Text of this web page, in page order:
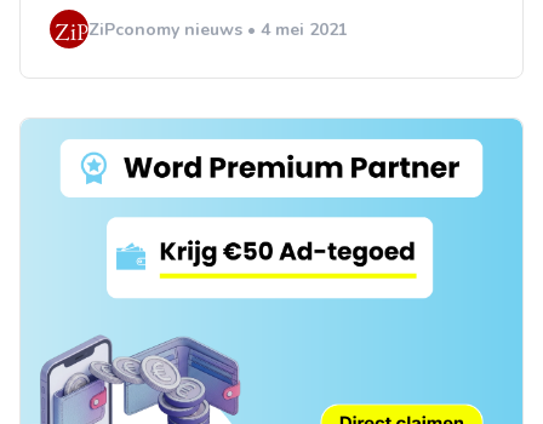
ZiPconomy nieuws • 4 mei 2021